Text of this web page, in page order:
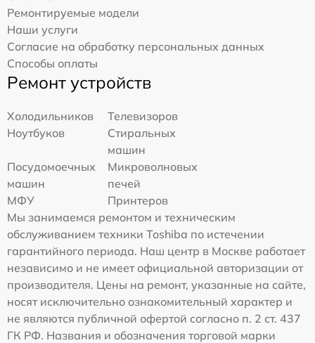
Ремонтируемые модели
Наши услуги
Согласие на обработку персональных данных
Способы оплаты
Ремонт устройств
Холодильников
Телевизоров
Ноутбуков
Стиральных
машин
Посудомоечных
машин
Микроволновых
печей
МФУ
Принтеров
Мы занимаемся ремонтом и техническим
обслуживанием техники Toshiba по истечении
гарантийного периода. Наш центр в Москве работает
независимо и не имеет официальной авторизации от
производителя. Цены на ремонт, указанные на сайте,
носят исключительно ознакомительный характер и
не являются публичной офертой согласно п. 2 ст. 437
ГК РФ. Названия и обозначения торговой марки